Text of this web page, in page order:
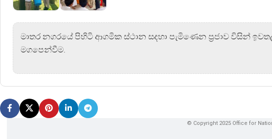
මාතර නගරයේ පිහිටි ආගමික ස්ථාන සදහා පැමිණෙන ප්‍රජාව විසින්
මගපෙන්වීම.
© Copyright 2025 Office for